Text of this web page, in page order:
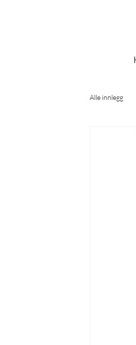
Alle innlegg